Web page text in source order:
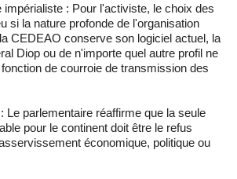
impérialiste : Pour l'activiste, le choix des
si la nature profonde de l'organisation
CEDEAO conserve son logiciel actuel, la
Diop ou de n'importe quel autre profil ne
de courroie de transmission des
Le parlementaire réaffirme que la seule
pour le continent doit être le refus
économique, politique ou